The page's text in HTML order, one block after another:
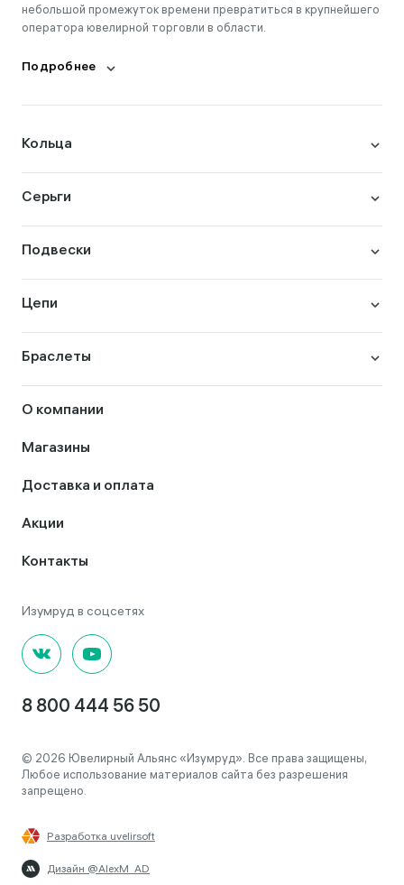
небольшой промежуток времени превратиться в крупнейшего
оператора ювелирной торговли в области.
Подробнее
Кольца
Серьги
Подвески
Цепи
Браслеты
О компании
Магазины
Доставка и оплата
Акции
Контакты
8 800 444 56 50
© 2026 Ювелирный Альянс «Изумруд». Все права защищены,
Любое использование материалов сайта без разрешения
запрещено.
Разработка uvelirsoft
Дизайн @AlexM_AD